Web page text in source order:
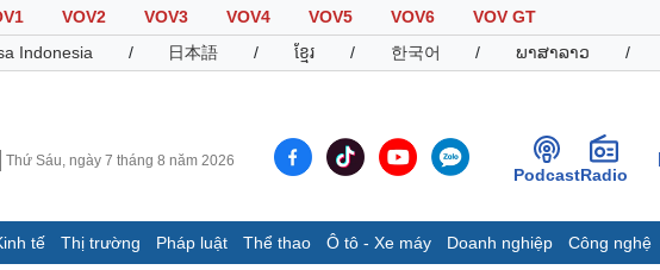
VOV2 VOV3 VOV4 VOV5 VOV6
VOV GT
Indonesia / 日本語 / ខ្មែរ / 한국어 / ພາສາລາວ /
Thứ Sáu, ngày 7 tháng 8 năm 2026
PodcastRadio
tế Thị trường Pháp luật Thể thao Ô tô - Xe máy Doanh nghiệp Công nghệ